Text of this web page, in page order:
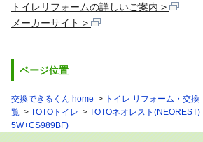
トイレリフォームの詳しいご案内
メーカーサイト
ページ位置
交換できるくん home トイレ リフォーム・交換
覧
TOTOトイレ TOTOネオレスト(NEOREST)
5W+CS989BF)